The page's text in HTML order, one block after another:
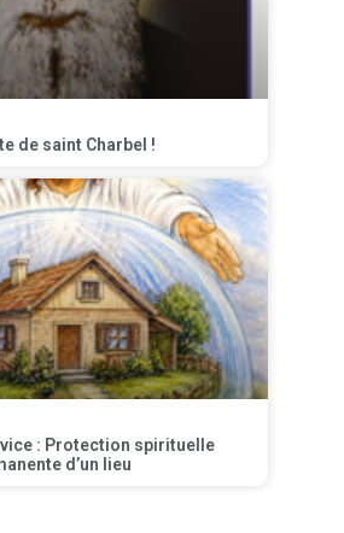
de saint Charbel !
: Protection spirituelle
d’un lieu